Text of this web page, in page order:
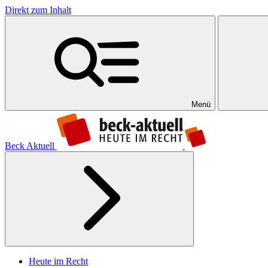
Direkt zum Inhalt
Menü
Beck Aktuell
Heute im Recht